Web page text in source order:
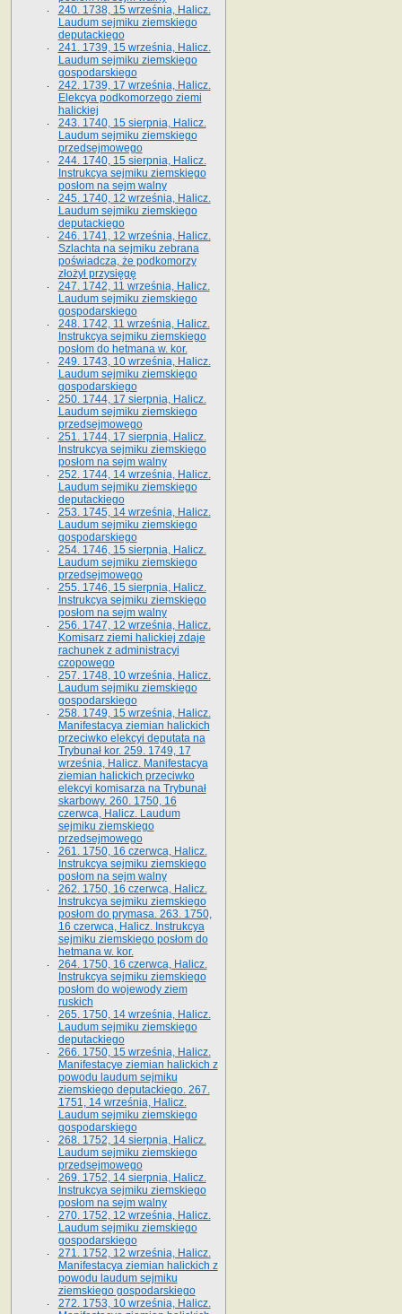
240. 1738, 15 września, Halicz.
Laudum sejmiku ziemskiego
deputackiego
241. 1739, 15 września, Halicz.
Laudum sejmiku ziemskiego
gospodarskiego
242. 1739, 17 września, Halicz.
Elekcya podkomorzego ziemi
halickiej
243. 1740, 15 sierpnia, Halicz.
Laudum sejmiku ziemskiego
przedsejmowego
244. 1740, 15 sierpnia, Halicz.
Instrukcya sejmiku ziemskiego
posłom na sejm walny
245. 1740, 12 września, Halicz.
Laudum sejmiku ziemskiego
deputackiego
246. 1741, 12 września, Halicz.
Szlachta na sejmiku zebrana
poświadcza, że podkomorzy
złożył przysięgę
247. 1742, 11 września, Halicz.
Laudum sejmiku ziemskiego
gospodarskiego
248. 1742, 11 września, Halicz.
Instrukcya sejmiku ziemskiego
posłom do hetmana w. kor.
249. 1743, 10 września, Halicz.
Laudum sejmiku ziemskiego
gospodarskiego
250. 1744, 17 sierpnia, Halicz.
Laudum sejmiku ziemskiego
przedsejmowego
251. 1744, 17 sierpnia, Halicz.
Instrukcya sejmiku ziemskiego
posłom na sejm walny
252. 1744, 14 września, Halicz.
Laudum sejmiku ziemskiego
deputackiego
253. 1745, 14 września, Halicz.
Laudum sejmiku ziemskiego
gospodarskiego
254. 1746, 15 sierpnia, Halicz.
Laudum sejmiku ziemskiego
przedsejmowego
255. 1746, 15 sierpnia, Halicz.
Instrukcya sejmiku ziemskiego
posłom na sejm walny
256. 1747, 12 września, Halicz.
Komisarz ziemi halickiej zdaje
rachunek z administracyi
czopowego
257. 1748, 10 września, Halicz.
Laudum sejmiku ziemskiego
gospodarskiego
258. 1749, 15 września, Halicz.
Manifestacya ziemian halickich
przeciwko elekcyi deputata na
Trybunał kor. 259. 1749, 17
września, Halicz. Manifestacya
ziemian halickich przeciwko
elekcyi komisarza na Trybunał
skarbowy. 260. 1750, 16
czerwca, Halicz. Laudum
sejmiku ziemskiego
przedsejmowego
261. 1750, 16 czerwca, Halicz.
Instrukcya sejmiku ziemskiego
posłom na sejm walny
262. 1750, 16 czerwca, Halicz.
Instrukcya sejmiku ziemskiego
posłom do prymasa. 263. 1750,
16 czerwca, Halicz. Instrukcya
sejmiku ziemskiego posłom do
hetmana w. kor.
264. 1750, 16 czerwca, Halicz.
Instrukcya sejmiku ziemskiego
posłom do wojewody ziem
ruskich
265. 1750, 14 września, Halicz.
Laudum sejmiku ziemskiego
deputackiego
266. 1750, 15 września, Halicz.
Manifestacye ziemian halickich z
powodu laudum sejmiku
ziemskiego deputackiego. 267.
1751, 14 września, Halicz.
Laudum sejmiku ziemskiego
gospodarskiego
268. 1752, 14 sierpnia, Halicz.
Laudum sejmiku ziemskiego
przedsejmowego
269. 1752, 14 sierpnia, Halicz.
Instrukcya sejmiku ziemskiego
posłom na sejm walny
270. 1752, 12 września, Halicz.
Laudum sejmiku ziemskiego
gospodarskiego
271. 1752, 12 września, Halicz.
Manifestacya ziemian halickich z
powodu laudum sejmiku
ziemskiego gospodarskiego
272. 1753, 10 września, Halicz.